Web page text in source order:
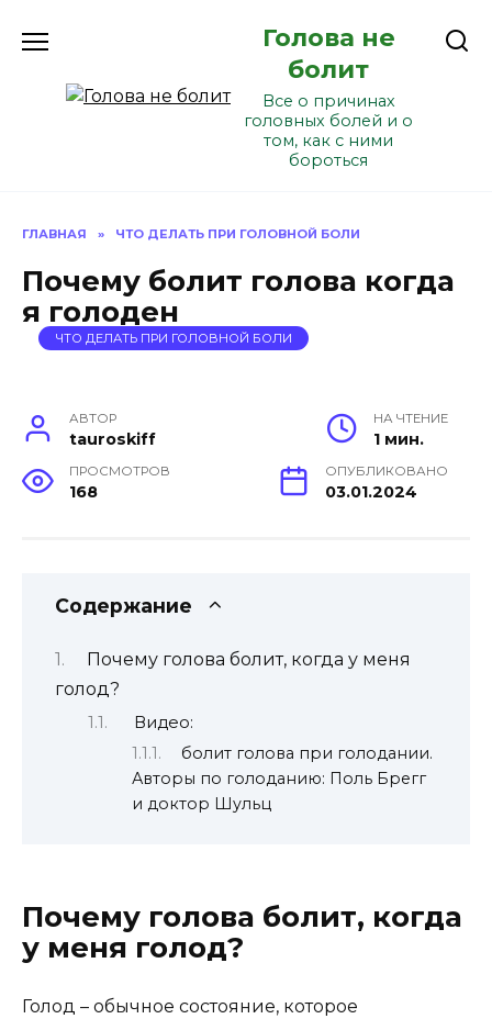
Голова не
болит
Все о причинах
головных болей и о
том, как с ними
бороться
ГЛАВНАЯ » ЧТО ДЕЛАТЬ ПРИ ГОЛОВНОЙ БОЛИ
Почему болит голова когда
я голоден
ЧТО ДЕЛАТЬ ПРИ ГОЛОВНОЙ БОЛИ
АВТОР
tauroskiff
НА ЧТЕНИЕ
1 мин.
ПРОСМОТРОВ
168
ОПУБЛИКОВАНО
03.01.2024
Содержание
Почему голова болит, когда у меня
голод?
Видео:
болит голова при голодании.
Авторы по голоданию: Поль Брегг
и доктор Шульц
Почему голова болит, когда
у меня голод?
Голод – обычное состояние, которое